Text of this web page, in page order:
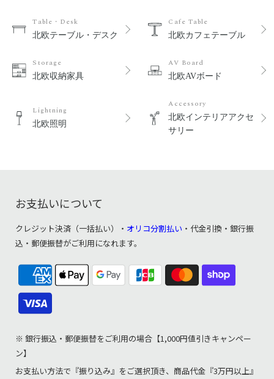
Table・Desk
北欧テーブル・デスク
Cafe Table
北欧カフェテーブル
Storage
北欧収納家具
AV Board
北欧AVボード
Lightning
北欧照明
Accessory
北欧インテリアアクセ
サリー
お支払いについて
クレジット決済（一括払い）・ オリコ分割払い ・代金引換・銀行振
込・郵便振替がご利用になれます。
※ 銀行振込・郵便振替をご利用の場合【1,000円値引きキャンペー
ン】
お支払い方法で『振り込み』をご選択頂き、商品代金『3万円以上』